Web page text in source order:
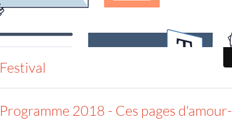
Festival
Programme 2018 - Ces pages d'amour-